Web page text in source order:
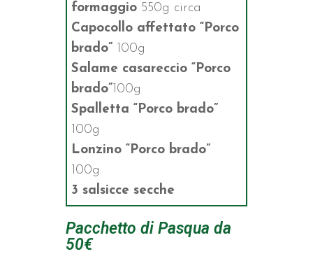
formaggio 550g circa
Capocollo affettato “Porco
brado” 100g
Salame casareccio “Porco
brado” 100g
Spalletta “Porco brado”
100g
Lonzino “Porco brado”
100g
3 salsicce secche
Pacchetto di Pasqua da
50€